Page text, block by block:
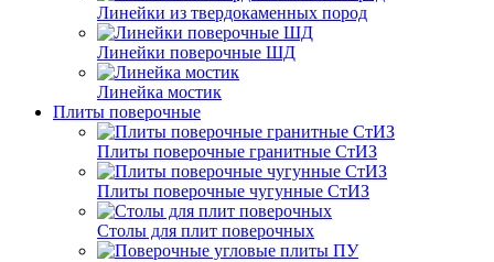
Линейки из твердокаменных пород
Линейки поверочные ШД
Линейка мостик
Плиты поверочные
Плиты поверочные гранитные СтИЗ
Плиты поверочные чугунные СтИЗ
Столы для плит поверочных